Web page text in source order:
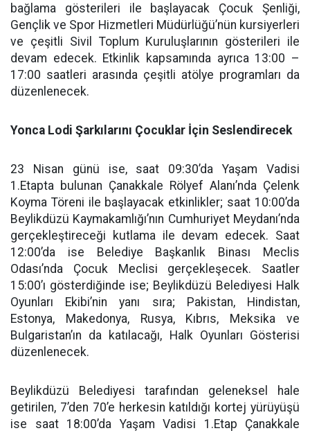
bağlama gösterileri ile başlayacak Çocuk Şenliği,
Gençlik ve Spor Hizmetleri Müdürlüğü’nün kursiyerleri
ve çeşitli Sivil Toplum Kuruluşlarının gösterileri ile
devam edecek. Etkinlik kapsamında ayrıca 13:00 –
17:00 saatleri arasında çeşitli atölye programları da
düzenlenecek.
Yonca Lodi Şarkılarını Çocuklar İçin Seslendirecek
23 Nisan günü ise, saat 09:30’da Yaşam Vadisi
1.Etapta bulunan Çanakkale Rölyef Alanı’nda Çelenk
Koyma Töreni ile başlayacak etkinlikler; saat 10:00’da
Beylikdüzü Kaymakamlığı’nın Cumhuriyet Meydanı’nda
gerçekleştireceği kutlama ile devam edecek. Saat
12:00’da ise Belediye Başkanlık Binası Meclis
Odası’nda Çocuk Meclisi gerçekleşecek. Saatler
15:00’ı gösterdiğinde ise; Beylikdüzü Belediyesi Halk
Oyunları Ekibi’nin yanı sıra; Pakistan, Hindistan,
Estonya, Makedonya, Rusya, Kıbrıs, Meksika ve
Bulgaristan’ın da katılacağı, Halk Oyunları Gösterisi
düzenlenecek.
Beylikdüzü Belediyesi tarafından geleneksel hale
getirilen, 7’den 70’e herkesin katıldığı kortej yürüyüşü
ise saat 18:00’da Yaşam Vadisi 1.Etap Çanakkale